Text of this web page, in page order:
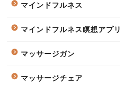
マインドフルネス
マインドフルネス瞑想アプリ
マッサージガン
マッサージチェア